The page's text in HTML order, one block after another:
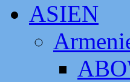
ASIEN